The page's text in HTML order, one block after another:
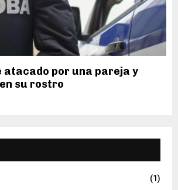
atacado por una pareja y
su rostro
(1)